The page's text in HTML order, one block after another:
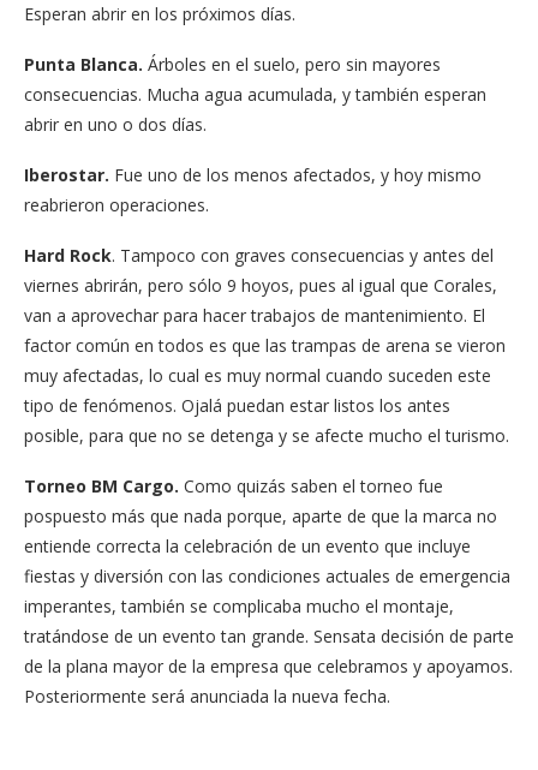
Esperan abrir en los próximos días.
Punta Blanca. Árboles en el suelo, pero sin mayores
consecuencias. Mucha agua acumulada, y también esperan
abrir en uno o dos días.
Iberostar. Fue uno de los menos afectados, y hoy mismo
reabrieron operaciones.
Hard Rock. Tampoco con graves consecuencias y antes del
viernes abrirán, pero sólo 9 hoyos, pues al igual que Corales,
van a aprovechar para hacer trabajos de mantenimiento. El
factor común en todos es que las trampas de arena se vieron
muy afectadas, lo cual es muy normal cuando suceden este
tipo de fenómenos. Ojalá puedan estar listos los antes
posible, para que no se detenga y se afecte mucho el turismo.
Torneo BM Cargo. Como quizás saben el torneo fue
pospuesto más que nada porque, aparte de que la marca no
entiende correcta la celebración de un evento que incluye
fiestas y diversión con las condiciones actuales de emergencia
imperantes, también se complicaba mucho el montaje,
tratándose de un evento tan grande. Sensata decisión de parte
de la plana mayor de la empresa que celebramos y apoyamos.
Posteriormente será anunciada la nueva fecha.